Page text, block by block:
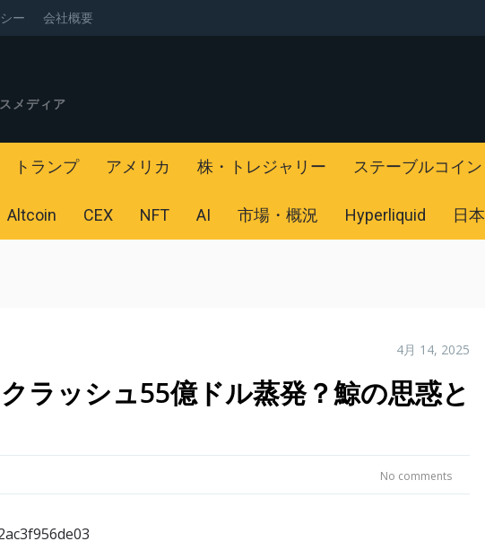
ー 会社概要
メディア
トランプ アメリカ 株・トレジャリー ステーブルコイン
Altcoin CEX NFT AI 市場・概況 Hyperliquid 日本
4月 14, 2025
ラッシュ55億ドル蒸発？鯨の思惑と
No comments